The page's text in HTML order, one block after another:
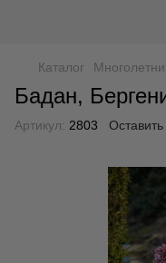
Каталог
Бадан,
Артикул: 2803